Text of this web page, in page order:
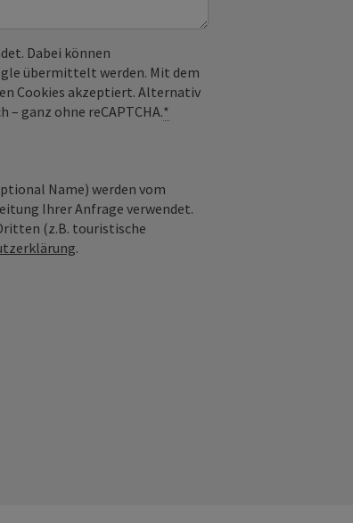
Dabei können
übermittelt werden. Mit dem
Cookies akzeptiert. Alternativ
ganz ohne reCAPTCHA.*
Name) werden vom
Ihrer Anfrage verwendet.
(z.B. touristische
.